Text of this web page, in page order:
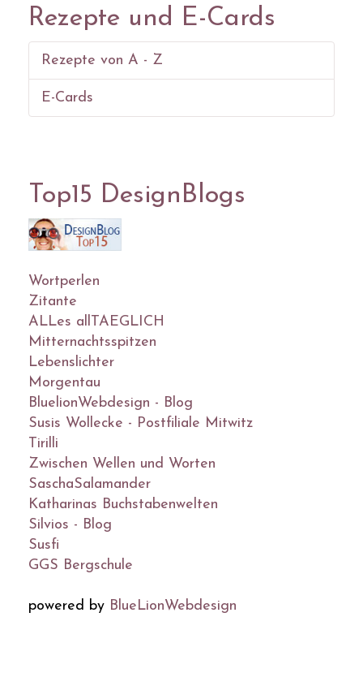
Rezepte und E-Cards
Rezepte von A - Z
E-Cards
Top15 DesignBlogs
Wortperlen
Zitante
ALLes allTAEGLICH
Mitternachtsspitzen
Lebenslichter
Morgentau
BluelionWebdesign - Blog
Susis Wollecke - Postfiliale Mitwitz
Tirilli
Zwischen Wellen und Worten
SaschaSalamander
Katharinas Buchstabenwelten
Silvios - Blog
Susfi
GGS Bergschule
powered by BlueLionWebdesign